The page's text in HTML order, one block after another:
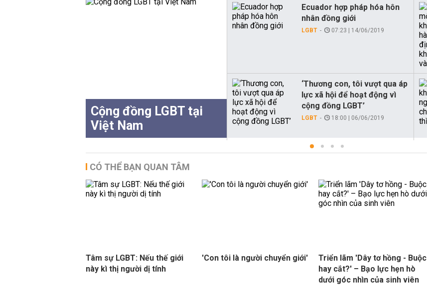
Cộng đồng LGBT tại
Việt Nam
Ecuador hợp pháp hóa hôn
nhân đồng giới
LGBT 07:23 | 14/06/2019
‘Thương con, tôi vượt qua áp
lực xã hội để hoạt động vì
cộng đồng LGBT’
LGBT 18:00 | 06/06/2019
CÓ THỂ BẠN QUAN TÂM
Tâm sự LGBT: Nếu thế giới
này kì thị người dị tính
'Con tôi là người chuyển giới'
Triển lãm 'Dây tơ hồng - Buộc
hay cắt?' – Bạo lực hẹn hò
dưới góc nhìn của sinh viên